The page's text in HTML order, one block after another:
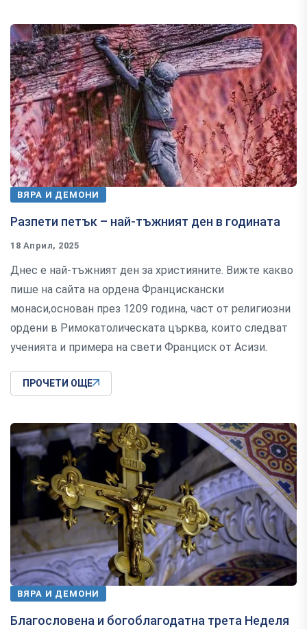
ВЯРА И ДЕМОНИ
Разпети петък – най-тъжният ден в годината
18 Април, 2025
Днес е най-тъжният ден за християните. Вижте какво
пише на сайта на ордена Францискански
монаси,основан през 1209 година, част от религиозни
ордени в Римокатолическата църква, които следват
ученията и примера на свети Франциск от Асизи.
ПРОЧЕТИ ОЩЕ
ВЯРА И ДЕМОНИ
Благословена и богоблагодатна трета Неделя